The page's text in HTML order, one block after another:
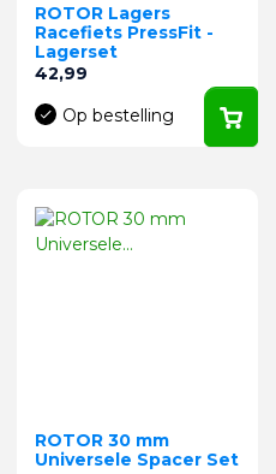
ROTOR Lagers
Racefiets PressFit -
Lagerset
Prijs
42,99
Op bestelling
ROTOR 30 mm
Universele Spacer Set